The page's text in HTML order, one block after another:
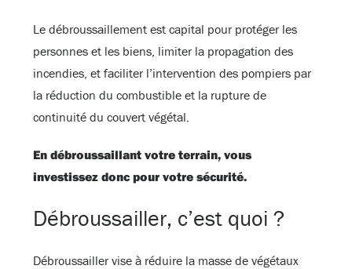
Le débroussaillement est capital pour protéger les
personnes et les biens, limiter la propagation des
incendies, et faciliter l’intervention des pompiers par
la réduction du combustible et la rupture de
continuité du couvert végétal.
En débroussaillant votre terrain, vous
investissez donc pour votre sécurité.
Débroussailler, c’est quoi ?
Débroussailler vise à réduire la masse de végétaux